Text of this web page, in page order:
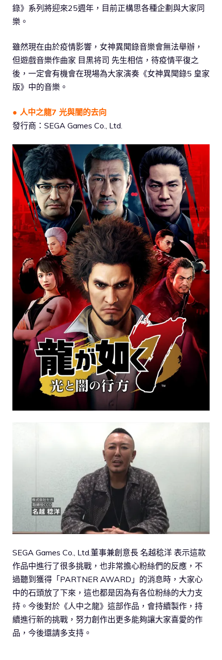
錄》系列將迎來25週年，目前正構思各種企劃與大家同
樂。
雖然現在由於疫情影響，女神異聞錄音樂會無法舉辦，
但遊戲音樂作曲家 目黒将司 先生相信，待疫情平復之
後，一定會有機會在現場為大家演奏《女神異聞錄5 皇家
版》中的音樂。
● 人中之龍7 光與闇的去向
發行商：SEGA Games Co., Ltd.
SEGA Games Co., Ltd.董事兼創意長 名越稔洋 表示這款
作品中進行了很多挑戰，也非常擔心粉絲們的反應，不
過聽到獲得「PARTNER AWARD」的消息時，大家心
中的石頭放了下來，這也都是因為有各位粉絲的大力支
持。今後對於《人中之龍》這部作品，會持續製作，持
續進行新的挑戰，努力創作出更多能夠讓大家喜愛的作
品，今後還請多支持。